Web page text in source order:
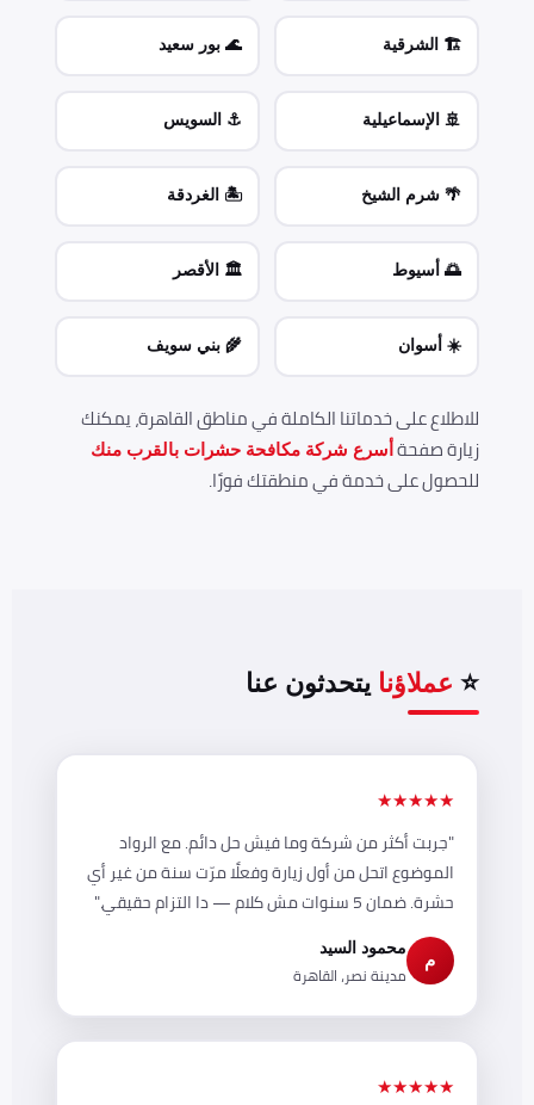
🏗️ الشرقية 🌊 بور سعيد
🚢 الإسماعيلية ⚓ السويس
🌴 شرم الشيخ 🏝️ الغردقة
🌅 أسيوط 🏛️ الأقصر
☀️ أسوان 🌾 بني سويف
للاطلاع على خدماتنا الكاملة في مناطق القاهرة، يمكنك
زيارة صفحة أسرع شركة مكافحة حشرات بالقرب منك
للحصول على خدمة في منطقتك فورًا.
⭐ عملاؤنا يتحدثون عنا
★★★★★
"جربت أكثر من شركة وما فيش حل دائم. مع الرواد
الموضوع اتحل من أول زيارة وفعلًا مرّت سنة من غير أي
حشرة. ضمان 5 سنوات مش كلام — دا التزام حقيقي."
م
محمود السيد
مدينة نصر، القاهرة
★★★★★